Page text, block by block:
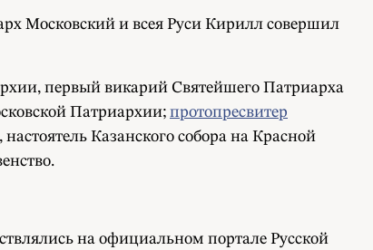
Московский и всея Руси Кирилл совершил
первый викарий Святейшего Патриарха
Патриархии; протопресвитер
Казанского собора на Красной
на официальном портале Русской